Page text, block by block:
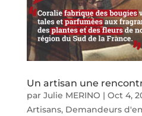
Un artisan une
par Julie MERINO | Oct 4,
Artisans, Demandeurs